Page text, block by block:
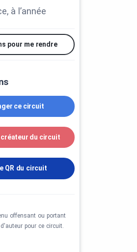
à l’année
pour me rendre
ce circuit
du circuit
QR du circuit
offensant ou portant
pour ce circuit.